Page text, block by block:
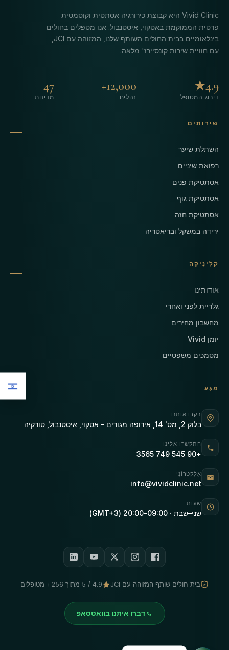
Vivid Clinic היא קבוצת כירורגיה אסתטית וקוסמטית
פרטית הממוקמת באטקוי, איסטנבול. אנו מטפלים בחולים
עם חוויית שירות קונסיירז' מלאה.
4.9★
דירוג המטופל
12,000+
נהלים
47
מדינות
שירותים
השתלת שיער
רפואת שיניים
אסתטיקת פנים
אסתטיקת גוף
אסתטיקת חזה
ירידה במשקל ובריאטריה
קלִינִיקָה
אודותינו
גלריית לפני ואחרי
מחשבון מחירים
יומן Vivid
מסמכים משפטיים
מַגָע
בקרו אותנו
בלוק 2, מס' 14, אירופה מגורים - אטקוי, איסטנבול, טורקיה
התקשרו אלינו
+90 545 749 3565
אֶלֶקטרוֹנִי
info@vividclinic.net
שעות
שני–שבת · 09:00–20:00 (GMT+3)
בית חולים שותף המזוהה עם JCI 4.9 / 5 מתוך 256+ מטופלים
דברו איתנו בוואטסאפ